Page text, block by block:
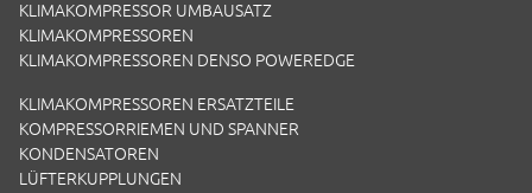
KLIMAKOMPRESSOR UMBAUSATZ
KLIMAKOMPRESSOREN
KLIMAKOMPRESSOREN DENSO POWEREDGE
KLIMAKOMPRESSOREN ERSATZTEILE
KOMPRESSORRIEMEN UND SPANNER
KONDENSATOREN
LÜFTERKUPPLUNGEN